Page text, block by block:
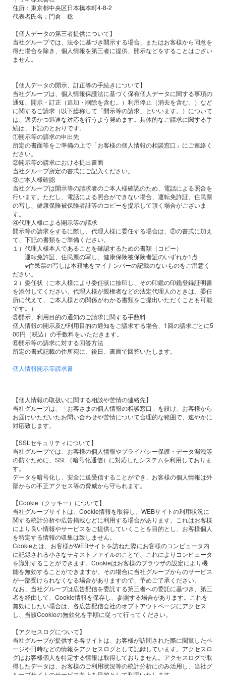
住所：東京都中央区日本橋本町4-8-2
代表者氏名：門倉 稔
【個人データの第三者提供について】
当社グループでは、法令に基づき開示する場合、またはお客様から同意を
得た場合を除き、個人情報を第三者に提供、開示などをすることはござい
ません。
【個人データの開示、訂正等の手続きについて】
当社グループは、個人情報保護法に基づく保有個人データに関する事項の
通知、開示・訂正（追加・削除を含む。）利用停止（消去を含む。）など
に関するご請求（以下総称して「開示等の請求」といいます。）について
は、適切かつ迅速な対応を行うよう努めます。具体的なご請求に関する手
続は、下記のとおりです。
①開示等の請求の申出先
所定の書面等をご準備の上で「お客様の個人情報の相談窓口」にご連絡く
ださい。
②開示等の請求における提出書面
当社グループ所定の書式にご記入ください。
③ご本人様確認
当社グループは開示等の請求者のご本人様確認のため、電話による照合を
行います。ただし、電話による照合ができない場合、運転免許証、住民票
の写し、健康保険被保険者証等のコピーを提示して頂く場合がございま
す。
④代理人様による開示等の請求
開示等の請求をするに際し、代理人様に委任する場合は、②の書式に加え
て、下記の書類をご準備ください。
１）代理人様本人であることを確認するための書類（コピー）
運転免許証、住民票の写し、健康保険被保険者証のいずれか1点
※住民票の写しは本籍地をマイナンバーの記載のないものをご用意く
ださい。
２）委任状（ご本人様により委任状に捺印し、その印鑑の印鑑登録証明書
を添付してください。代理人様が親権者などの法定代理人のときは、委任
所に代えて、ご本人様との関係がわかる書類をご提出いただくことも可能
です。）
⑤開示、利用目的の通知のご請求に関する手数料
個人情報の開示及び利用目的の通知をご請求する場合、1回の請求ごとに5
00円（税込）の手数料をいただきます。
⑥開示等の請求に対する回答方法
所定の書式記載の住所宛に、後日、書面で回答いたします。
個人情報開示等請求書
【個人情報の取扱いに関する相談や苦情の連絡先】
当社グループは、「お客さまの個人情報の相談窓口」を設け、お客様から
お届けいただいたお問い合わせや苦情について合理的な範囲で、速やかに
対応致します。
【SSLセキュリティについて】
当社グループでは、お客様の個人情報やプライバシー保護・データ漏洩等
の防ぐために、SSL（暗号化通信）に対応したシステムを利用しておりま
す。
データを暗号化し、安全に送受信することができ、お客様の個人情報は外
部からの不正アクセス等の脅威から守られます。
【Cookie（クッキー）について】
当社グループサイトは、Cookie情報を取得し、WEBサイトの利用状況に
関する統計分析や広告掲載などに利用する場合があります。これはお客様
により良い情報やサービスをご提供していくことを目的とし、お客様個人
を特定する情報の収集は致しません。
Cookieとは、お客様がWEBサイトを訪ねた際にお客様のコンピュータ内
に記録される小さなテキストファイルのことで、これによりコンピュータ
を識別することができます。Cookieはお客様のブラウザの設定により機
能を無効することができますが、その場合に当社グループからのサービス
が一部受けられなくなる場合がありますので、予めご了承ください。
なお、当社グループは広告配信を委託する第三者への委託に基づき、第三
者を経由して、Cookie情報を保存し、参照する場合があります。これを
無効にしたい場合は、各広告配信会社のオプトアウトページにアクセス
し、当該Cookieの無効化を手順に従って行ってください。
【アクセスログについて】
当社グループが提供する各サイトは、お客様が訪問された際に閲覧したペ
ージや日時などの情報をアクセスログとして記録しています。アクセスロ
グはお客様個人を特定する情報は取得しておりません。アクセスログで取
得したデータは、お客様のご利用状況等の統計分析にのみ活用し、当社グ